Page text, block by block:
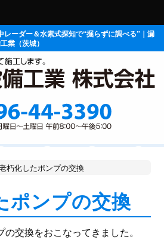
レーダー＆水素式探知で“掘らずに調べる”｜漏
業（茨城）
朽化したポンプの交換
ポンプの交換
交換をおこなってきました。